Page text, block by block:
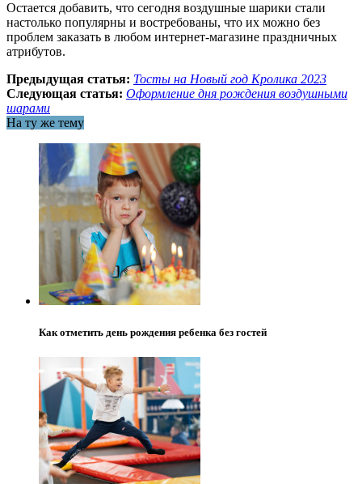
Остается добавить, что сегодня воздушные шарики стали
настолько популярны и востребованы, что их можно без
проблем заказать в любом интернет-магазине праздничных
атрибутов.
Предыдущая статья: Тосты на Новый год Кролика 2023
Следующая статья: Оформление дня рождения воздушными
шарами
На ту же тему
Как отметить день рождения ребенка без гостей